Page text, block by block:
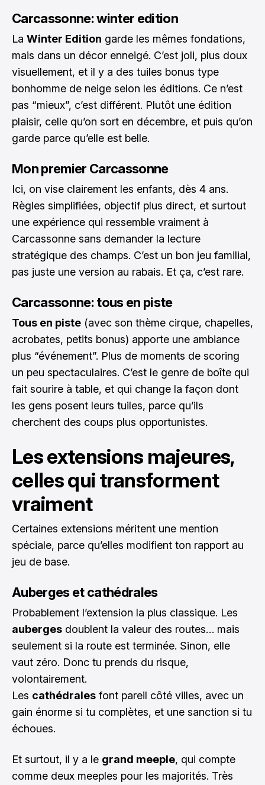
Carcassonne: winter edition
La Winter Edition garde les mêmes fondations,
mais dans un décor enneigé. C’est joli, plus doux
visuellement, et il y a des tuiles bonus type
bonhomme de neige selon les éditions. Ce n’est
pas “mieux”, c’est différent. Plutôt une édition
plaisir, celle qu’on sort en décembre, et puis qu’on
garde parce qu’elle est belle.
Mon premier Carcassonne
Ici, on vise clairement les enfants, dès 4 ans.
Règles simplifiées, objectif plus direct, et surtout
une expérience qui ressemble vraiment à
Carcassonne sans demander la lecture
stratégique des champs. C’est un bon jeu familial,
pas juste une version au rabais. Et ça, c’est rare.
Carcassonne: tous en piste
Tous en piste (avec son thème cirque, chapelles,
acrobates, petits bonus) apporte une ambiance
plus “événement”. Plus de moments de scoring
un peu spectaculaires. C’est le genre de boîte qui
fait sourire à table, et qui change la façon dont
les gens posent leurs tuiles, parce qu’ils
cherchent des coups plus opportunistes.
Les extensions majeures,
celles qui transforment
vraiment
Certaines extensions méritent une mention
spéciale, parce qu’elles modifient ton rapport au
jeu de base.
Auberges et cathédrales
Probablement l’extension la plus classique. Les
auberges doublent la valeur des routes… mais
seulement si la route est terminée. Sinon, elle
vaut zéro. Donc tu prends du risque,
volontairement.
Les cathédrales font pareil côté villes, avec un
gain énorme si tu complètes, et une sanction si tu
échoues.
Et surtout, il y a le grand meeple, qui compte
comme deux meeples pour les majorités. Très